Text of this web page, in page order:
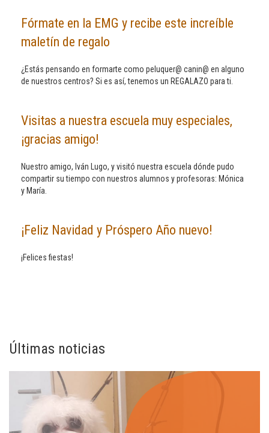
Fórmate en la EMG y recibe este increíble
maletín de regalo
¿Estás pensando en formarte como peluquer@ canin@ en alguno
de nuestros centros? Si es así, tenemos un REGALAZO para ti.
Visitas a nuestra escuela muy especiales,
¡gracias amigo!
Nuestro amigo, Iván Lugo, y visitó nuestra escuela dónde pudo
compartir su tiempo con nuestros alumnos y profesoras: Mónica
y María.
¡Feliz Navidad y Próspero Año nuevo!
¡Felices fiestas!
Últimas noticias